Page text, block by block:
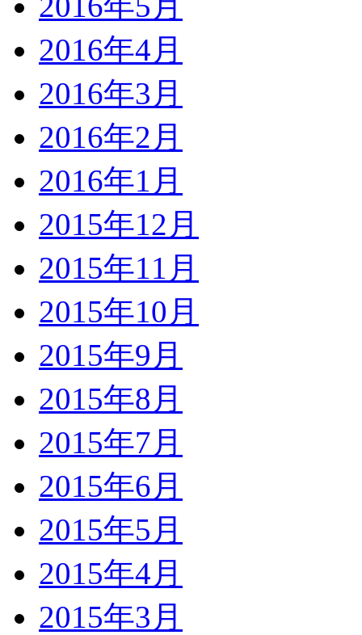
2016年4月
2016年3月
2016年2月
2016年1月
2015年12月
2015年11月
2015年10月
2015年9月
2015年8月
2015年7月
2015年6月
2015年5月
2015年4月
2015年3月